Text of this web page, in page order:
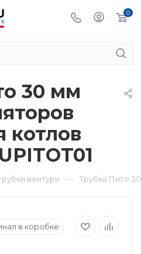
0
30 мм
котлов
вентури — Трубка Пито
в коробке